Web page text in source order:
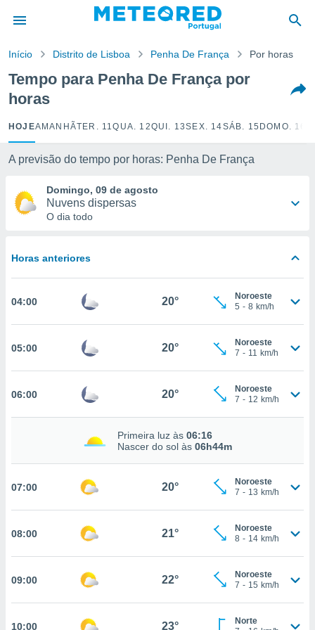
da
foi
para
fornecidas
a este
e
digital
ou
a nossa
ao
todos os
no
um perfil
CONTINUAR
Início Distrito de Lisboa Penha De França Por horas
Tempo para Penha De França por
horas
HOJEAMANHÃTER. 11QUA. 12QUI. 13SEX. 14SÁB. 15 DOMO. 16
A previsão do tempo por horas: Penha De França
Domingo, 09 de agosto
Nuvens dispersas
O dia todo
Horas anteriores
04:00 20°
Noroeste
5 - 8 km/h
05:00 20°
Noroeste
7 - 11 km/h
06:00 20°
Noroeste
7 - 12 km/h
Primeira luz às 06:16
Nascer do sol às 06h44m
07:00 20°
Noroeste
7 - 13 km/h
08:00 21°
Noroeste
8 - 14 km/h
09:00 22°
Noroeste
7 - 15 km/h
10:00 23°
Norte